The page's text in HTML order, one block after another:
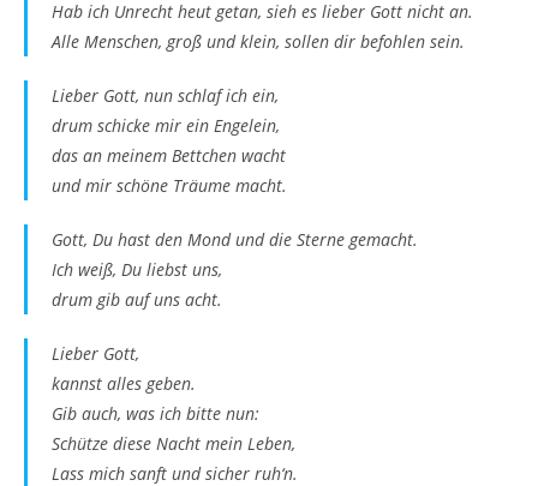
Hab ich Unrecht heut getan, sieh es lieber Gott nicht an.
Alle Menschen, groß und klein, sollen dir befohlen sein.
Lieber Gott, nun schlaf ich ein,
drum schicke mir ein Engelein,
das an meinem Bettchen wacht
und mir schöne Träume macht.
Gott, Du hast den Mond und die Sterne gemacht.
Ich weiß, Du liebst uns,
drum gib auf uns acht.
Lieber Gott,
kannst alles geben.
Gib auch, was ich bitte nun:
Schütze diese Nacht mein Leben,
Lass mich sanft und sicher ruh‘n.